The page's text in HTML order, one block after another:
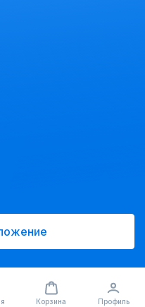
Корзина Профиль